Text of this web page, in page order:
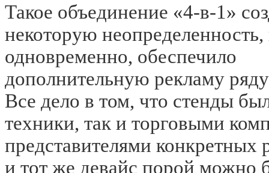
Такое объединение «4-в-1»
некоторую
одновременно, обеспечило
дополнительную рекламу
Все дело в том, что стенды
техники, так и торговыми
представителями
и тот же девайс порой можно